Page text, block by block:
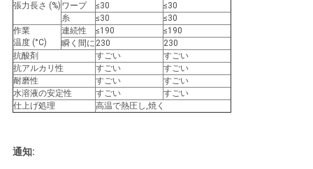
PRIVACY
POLICY
張力長さ (%) ワープ ≤30
≤30
糸
≤30
≤30
作業
温度 (°C)
連続性 ≤190
≤190
瞬く間に 230
230
抗酸剤
すごい
すごい
抗アルカリ性
すごい
すごい
耐磨性
すごい
すごい
水溶液の安定性
すごい
すごい
仕上げ処理
高温で熱圧し,焼く
通知: